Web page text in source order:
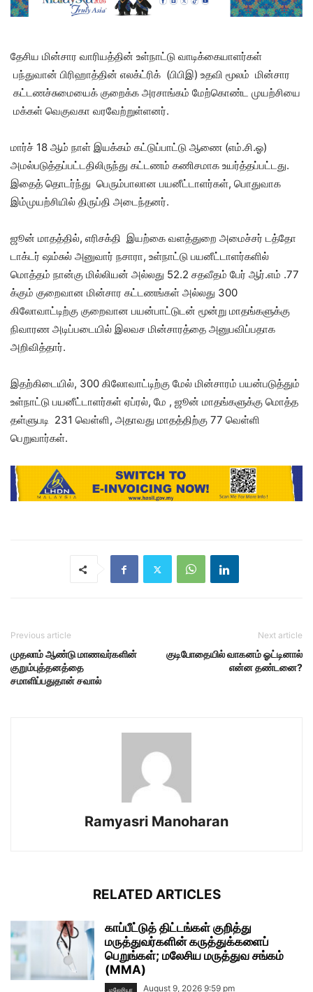
தேசிய மின்சார வாரியத்தின் உள்நாட்டு வாடிக்கையாளர்கள்
பந்துவான் பிரிஹாத்தின் எலக்ட்ரிக் (பிபிஇ) உதவி மூலம் மின்சார
கட்டணச்சுமையைக் குறைக்க அரசாங்கம் மேற்கொண்ட முயற்சியை
மக்கள் வெகுவகா வரவேற்றுள்ளனர்.
மார்ச் 18 ஆம் நாள் இயக்கம் கட்டுப்பாட்டு ஆணை (எம்.சி.ஓ)
அமல்படுத்தப்பட்டதிலிருந்து கட்டணம் கணிசமாக உயர்த்தப்பட்டது.
இதைத் தொடர்ந்து பெரும்பாலான பயனீட்டாளர்கள், பொதுவாக
இம்முயற்சியில் திருப்தி அடைந்தனர்.
ஜூன் மாதத்தில், எரிசக்தி இயற்கை வளத்துறை அமைச்சர் டத்தோ
டாக்டர் ஷம்சுல் அனுவார் நசாரா, உள்நாட்டு பயனீட்டாளர்களில்
மொத்தம் நான்கு மில்லியன் அல்லது 52.2 சதவீதம் பேர் ஆர்.எம் .77
க்கும் குறைவான மின்சார கட்டணங்கள் அல்லது 300
கிலோவாட்டிற்கு குறைவான பயன்பாட்டுடன் மூன்று மாதங்களுக்கு
நிவாரண அடிப்படையில் இலவச மின்சாரத்தை அனுபவிப்பதாக
அறிவித்தார்.
இதற்கிடையில், 300 கிலோவாட்டிற்கு மேல் மின்சாரம் பயன்படுத்தும்
உள்நாட்டு பயனீட்டாளர்கள் ஏப்ரல், மே , ஜூன் மாதங்களுக்கு மொத்த
தள்ளுபடி 231 வெள்ளி, அதாவது மாதத்திற்கு 77 வெள்ளி
பெறுவார்கள்.
Previous article
முதலாம் ஆண்டு மாணவர்களின்
குறும்புத்தனத்தை
சமாளிப்பதுதான் சவால்
Next article
குடிபோதையில் வாகனம் ஓட்டினால்
என்ன தண்டனை?
Ramyasri Manoharan
RELATED ARTICLES
காப்பீட்டுத் திட்டங்கள் குறித்து
மருத்துவர்களின் கருத்துக்களைப்
பெறுங்கள்; மலேசிய மருத்துவ சங்கம்
(MMA)
மலேசியா August 9, 2026 9:59 pm